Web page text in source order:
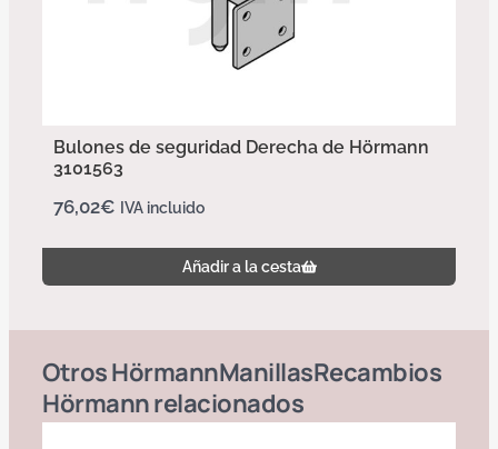
Bulones de seguridad Derecha de Hörmann
3101563
76,02€ IVA incluido
Añadir a la cesta
OtrosHörmannManillasRecambios
Hörmannrelacionados